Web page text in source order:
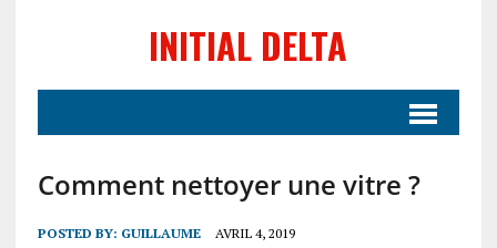
INITIAL DELTA
Comment nettoyer une vitre ?
POSTED BY: GUILLAUME AVRIL 4, 2019